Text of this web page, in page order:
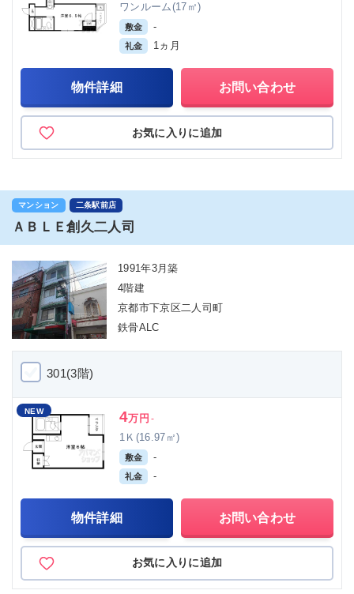
ワンルーム(17㎡)
敷金 -
礼金 1ヵ月
物件詳細 お問い合わせ
お気に入りに追加
マンション 二条駅前店
ＡＢＬＥ創久二人司
1991年3月築
4階建
京都市下京区二人司町
鉄骨ALC
301(3階)
NEW 4万円 -
1Ｋ(16.97㎡)
敷金 -
礼金 -
物件詳細 お問い合わせ
お気に入りに追加